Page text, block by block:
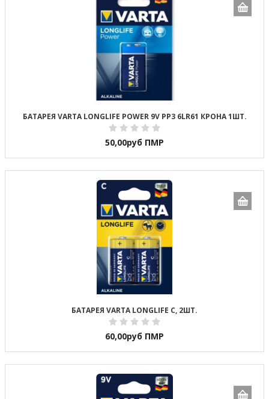
БАТАРЕЯ VARTA LONGLIFE POWER 9V PP3 6LR61 КРОНА 1ШТ.
50,00руб ПМР
БАТАРЕЯ VARTA LONGLIFE C, 2ШТ.
60,00руб ПМР